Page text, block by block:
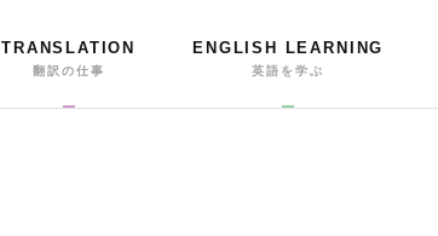
TRANSLATION
翻訳の仕事
ENGLISH LEARNING
英語を学ぶ